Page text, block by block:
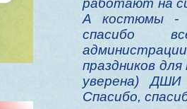
работают на
А костюмы -
спасибо
праздников
уверена)
Спасибо,